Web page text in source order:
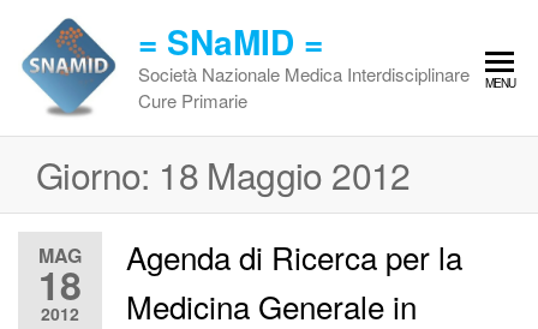
contenuto
= SNaMID =
Società Nazionale Medica Interdisciplinare
Cure Primarie
MENU
Giorno: 18 Maggio 2012
MAG
18
2012
Agenda di Ricerca per la
Medicina Generale in